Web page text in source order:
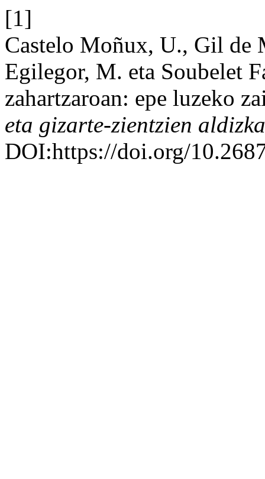
[1]
Castelo Moñux, U., Gil de
Egilegor, M. eta Soubelet
zahartzaroan: epe luzeko
eta gizarte-zientzien
DOI:https://doi.org/